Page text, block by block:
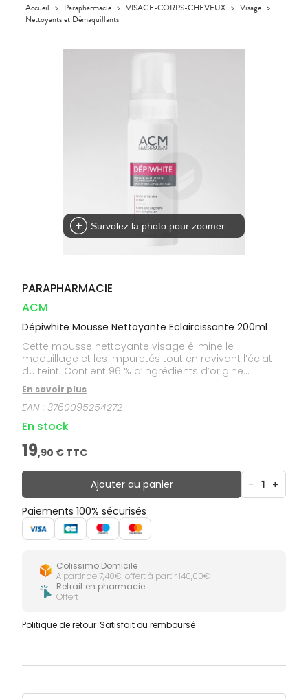
Orthopédie
Trousse à
Compléments
alimentaires
CHEVEUX
Cheveux
UTILES
PHARMACIES
VIDÉOS DE
DISPOSITIFS
VOTRE
SCAN
D’ORDONNANCE
Accueil > Parapharmacie > VISAGE-CORPS-CHEVEUX > Visage >
Nettoyants et Démaquillants
Survolez la photo pour zoomer
PARAPHARMACIE
ACM
Dépiwhite Mousse Nettoyante Eclaircissante 200ml
Cette mousse nettoyante visage élimine le
maquillage et les impuretés tout en ravivant l’éclat
du teint. Contient 96 % d’ingrédients d’origine
naturelle et sa formule présente une excellente
tolérance cutanée.
En savoir plus
EAN :3760095254272
En stock
19,90 € TTC
Ajouter au panier - 1 +
Paiements 100% sécurisés
Colissimo Domicile
À partir de 7,40€, offert à partir 140,00€
Retrait en pharmacie
Offert
Politique de retour Satisfait ou remboursé